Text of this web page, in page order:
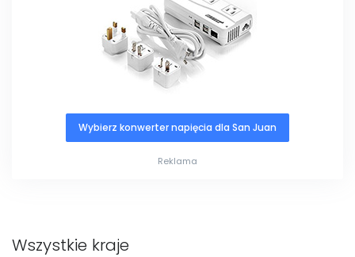
Wybierz konwerter napięcia dla San Juan
Reklama
Wszystkie kraje